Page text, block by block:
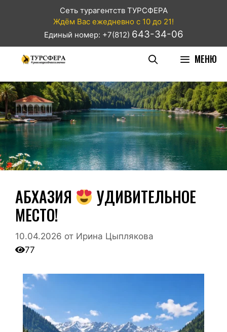
Сеть турагентств ТУРСФЕРА
Ждём Вас ежедневно с 10 до 21!
Единый номер: +7(812) 643-34-06
МЕНЮ
АБХАЗИЯ
УДИВИТЕЛЬНОЕ
МЕСТО!
10.04.2026 от Ирина Цыплякова
77